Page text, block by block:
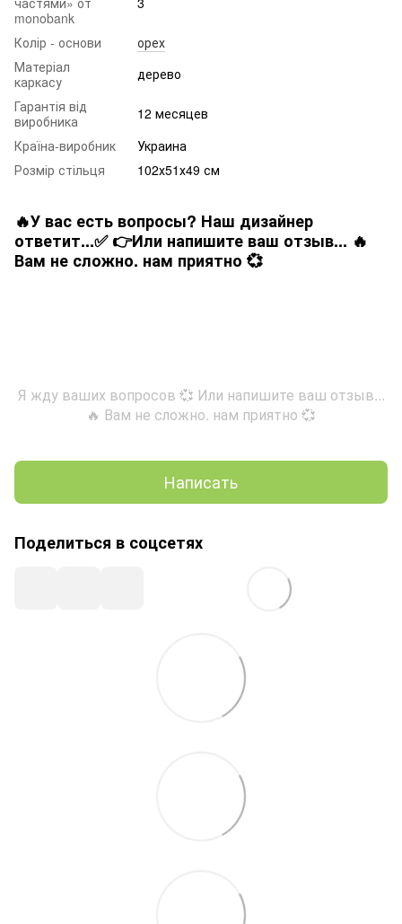
monobank
Колір - основи
орех
Матеріал
каркасу
дерево
Гарантія від
виробника
12 месяцев
Країна-виробник
Украина
Розмір стільця
102х51х49 см
🔥У вас есть вопросы? Наш дизайнер
ответит...✅ 👉Или напишите ваш отзыв... 🔥
Вам не сложно. нам приятно 💞
Я жду ваших вопросов 💞 Или напишите ваш отзыв...
🔥 Вам не сложно. нам приятно 💞
Написать
Поделиться в соцсетях